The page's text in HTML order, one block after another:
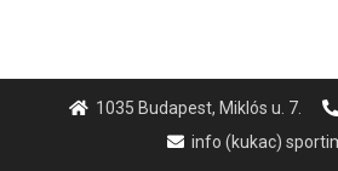
1035 Budapest, Miklós u. 7.
info (kukac)